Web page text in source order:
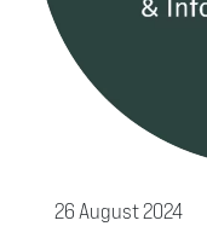
26 August 2024